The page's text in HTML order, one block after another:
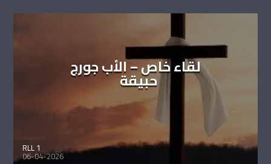
لقاء خاص – الأب جورج
حبيقة
RLL 1
06-04-2026